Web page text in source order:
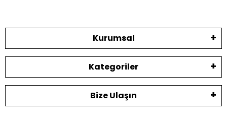
Kurumsal
Kategoriler
Bize Ulaşın